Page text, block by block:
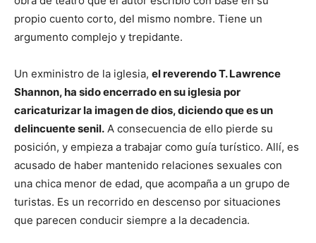
propio cuento corto, del mismo nombre. Tiene un
argumento complejo y trepidante.
Un exministro de la iglesia, el reverendo T. Lawrence
Shannon, ha sido encerrado en su iglesia por
caricaturizar la imagen de dios, diciendo que es un
delincuente senil. A consecuencia de ello pierde su
posición, y empieza a trabajar como guía turístico. Allí, es
acusado de haber mantenido relaciones sexuales con
una chica menor de edad, que acompaña a un grupo de
turistas. Es un recorrido en descenso por situaciones
que parecen conducir siempre a la decadencia.